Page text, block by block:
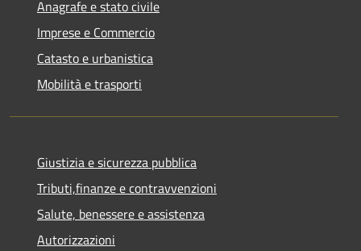
Anagrafe e stato civile
Imprese e Commercio
Catasto e urbanistica
Mobilità e trasporti
Giustizia e sicurezza pubblica
Tributi,finanze e contravvenzioni
Salute, benessere e assistenza
Autorizzazioni